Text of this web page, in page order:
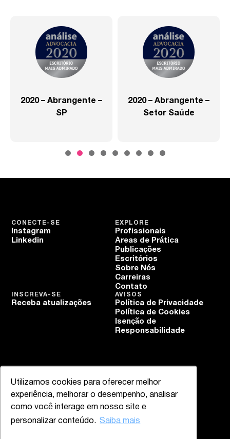
Utilizamos cookies para oferecer melhor
experiência, melhorar o desempenho, analisar
como você interage em nosso site e
personalizar conteúdo. Saiba mais
2020 – Abrangente –
SP
2020 – Abrangente –
Setor Saúde
EXPLORE
Profissionais
Áreas de Prática
Publicações
Escritórios
Sobre Nós
Carreiras
Contato
CONECTE-SE
Instagram
Linkedin
AVISOS
Política de Privacidade
Política de Cookies
Isenção de
Responsabilidade
INSCREVA-SE
Receba atualizações